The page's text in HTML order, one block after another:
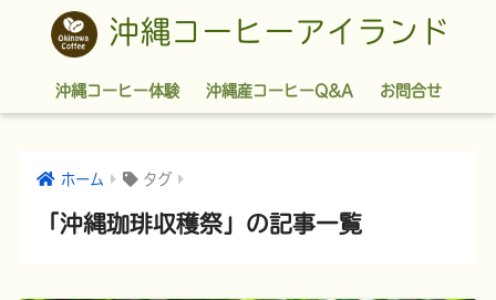
沖縄コーヒーアイランド
沖縄コーヒー体験 沖縄産コーヒーQ&A お問合せ
ホーム タグ
「沖縄珈琲収穫祭」の記事一覧